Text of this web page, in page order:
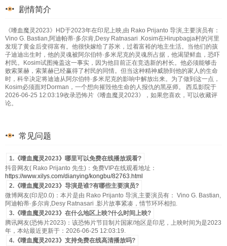
剧情简介
《嗜血魔灵2023》HD于2023年在印尼上映,由 Rako Prijanto 导演,主要演员有：
Vino G. Bastian,阿迪帕蒂·多尔肯,Desy Ratnasari .Kosim在Hirupbagja村的河里
发现了黄金后变得富有。他很快嫁给了苏米，过着富裕的地主生活。当他们的孩
子迪迪出生时，他的灵魂被阿尔伯特·多米尼克的灵魂所占据，他渴望鲜血，恐吓
村民。Kosim试图掩盖这一事实，因为他目前正在竞选新的村长。他必须能够击
败索莱赫，索莱赫已经赢得了村民的同情。但当这种精神威胁到他的家人的生命
时，科辛决定将迪迪从阿尔伯特·多米尼克的影响中解放出来。为了做到这一点，
Kosim必须面对Dorman，一个想向摧毁他生命的人报仇的黑巫师。 西瓜影院于
2026-06-25 12:03:19收录恐怖片《嗜血魔灵2023》，如果您喜欢，可以收藏评
论。
常见问题
1.《嗜血魔灵2023》哪里可以免费在线播放观看?
抖音网友( Rako Prijanto 先生)：免费VIP在线观看地址：
https://www.xilys.com/dianying/kongbu/82763.html
2.《嗜血魔灵2023》导演是谁?有哪些主要演员?
微博网友(印尼0.0)：本片是由 Rako Prijanto 导演,主要演员有： Vino G. Bastian,
阿迪帕蒂·多尔肯,Desy Ratnasari .影片故事紧凑，情节环环相扣.
3.《嗜血魔灵2023》在什么地区上映?什么时间上映?
腾讯网友(恐怖片2023)：该恐怖片节目制片国家/地区是印尼，上映时间为是2023
年，本站最近更新于：2026-06-25 12:03:19.
4.《嗜血魔灵2023》支持免费在线高清播放吗?